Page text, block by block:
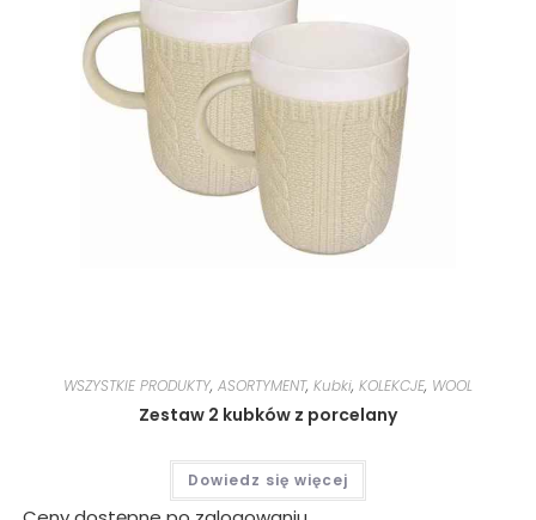
WSZYSTKIE PRODUKTY, ASORTYMENT, Kubki, KOLEKCJE, WOOL
Zestaw 2 kubków z porcelany
Dowiedz się więcej